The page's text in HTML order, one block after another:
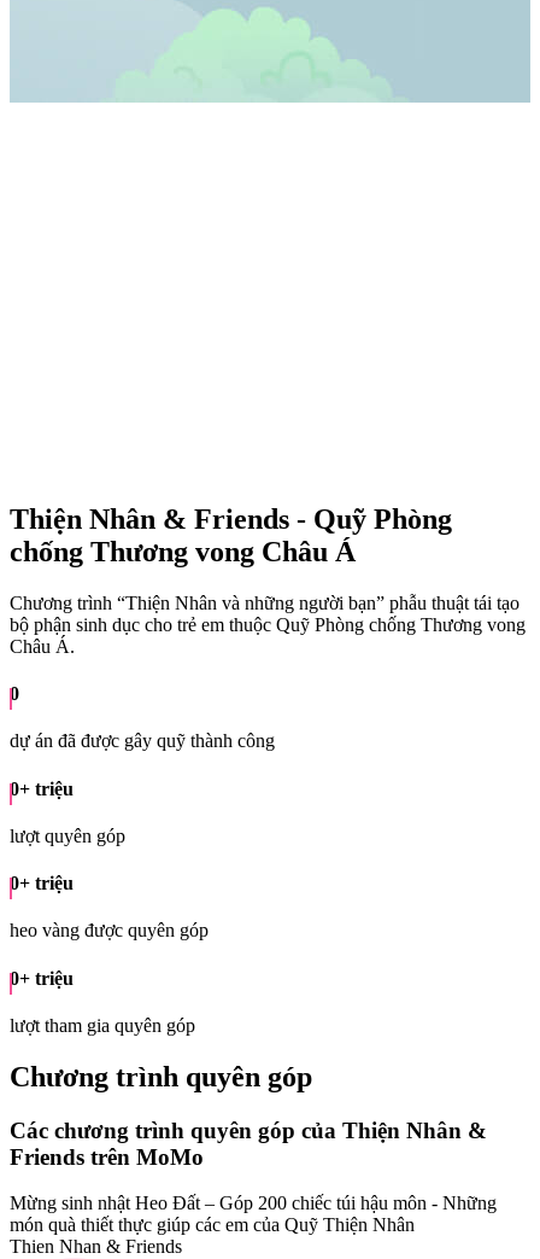
Thiện Nhân & Friends - Quỹ Phòng
chống Thương vong Châu Á
Chương trình “Thiện Nhân và những người bạn” phẫu thuật tái tạo
bộ phận sinh dục cho trẻ em thuộc Quỹ Phòng chống Thương vong
Châu Á.
0
dự án đã được gây quỹ thành công
0+ triệu
lượt quyên góp
0+ triệu
heo vàng được quyên góp
0+ triệu
lượt tham gia quyên góp
Chương trình quyên góp
Các chương trình quyên góp của Thiện Nhân &
Friends trên MoMo
Mừng sinh nhật Heo Đất – Góp 200 chiếc túi hậu môn - Những
món quà thiết thực giúp các em của Quỹ Thiện Nhân
Thien Nhan & Friends